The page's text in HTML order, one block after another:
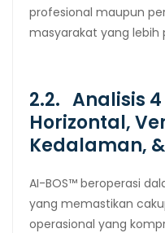
profesional maupun
masyarakat yang lebih
2.2. Analisis
Horizontal,
Kedalaman,
AI-BOS™ beroperasi
yang memastikan
operasional yang